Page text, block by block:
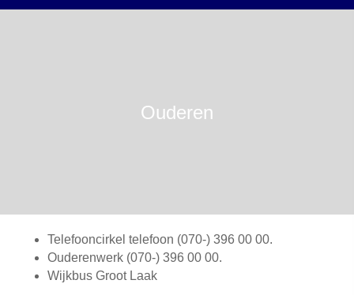
Ouderen
Telefooncirkel telefoon (070-) 396 00 00.
Ouderenwerk (070-) 396 00 00.
Wijkbus Groot Laak